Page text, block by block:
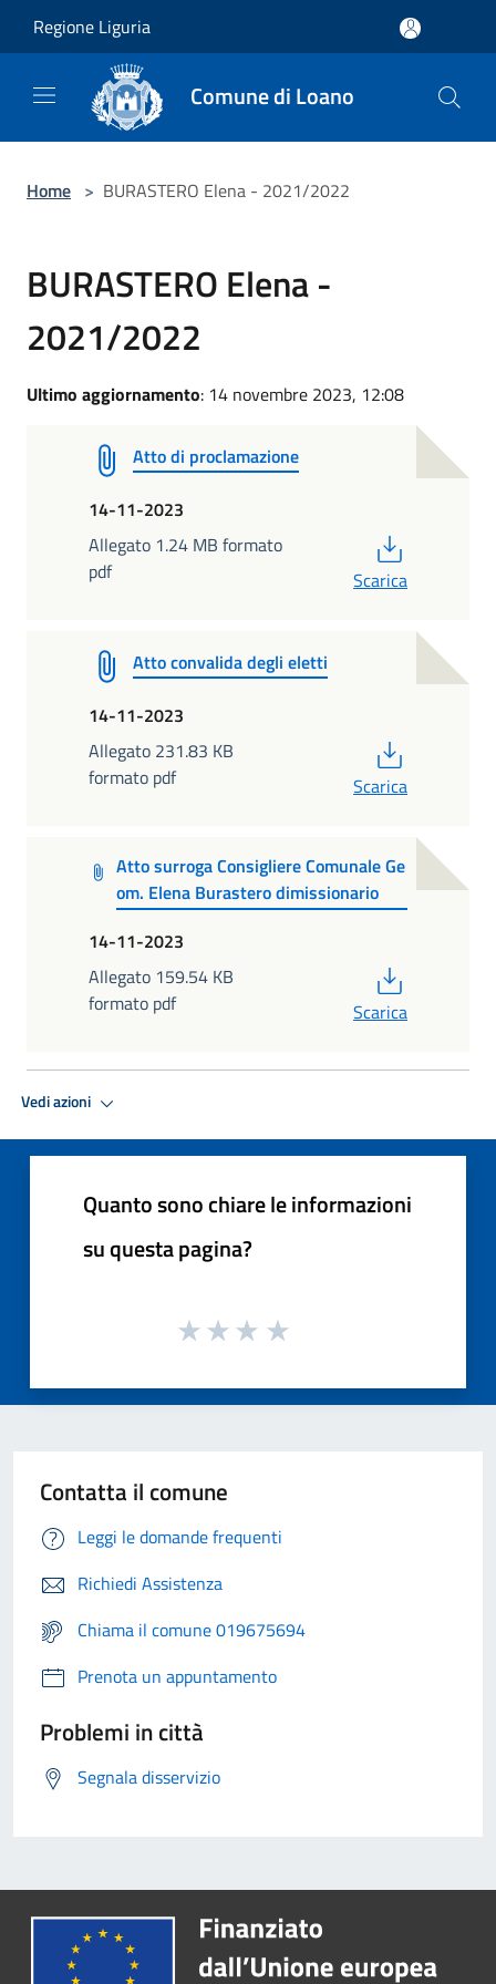
Regione Liguria
Comune di Loano
Home > BURASTERO Elena - 2021/2022
BURASTERO Elena -
2021/2022
Ultimo aggiornamento: 14 novembre 2023, 12:08
Atto di proclamazione
14-11-2023
Allegato 1.24 MB formato
pdf
Scarica
Atto convalida degli eletti
14-11-2023
Allegato 231.83 KB
formato pdf
Scarica
Atto surroga Consigliere Comunale Ge
om. Elena Burastero dimissionario
14-11-2023
Allegato 159.54 KB
formato pdf
Scarica
Vedi azioni
Quanto sono chiare le informazioni
su questa pagina?
Contatta il comune
Leggi le domande frequenti
Richiedi Assistenza
Chiama il comune 019675694
Prenota un appuntamento
Problemi in città
Segnala disservizio